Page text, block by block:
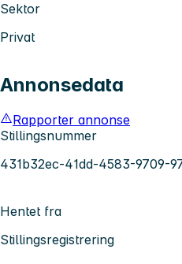
Sektor
Privat
Annonsedata
Rapporter annonse
Stillingsnummer
431b32ec-41dd-4583-9709-
Hentet fra
Stillingsregistrering